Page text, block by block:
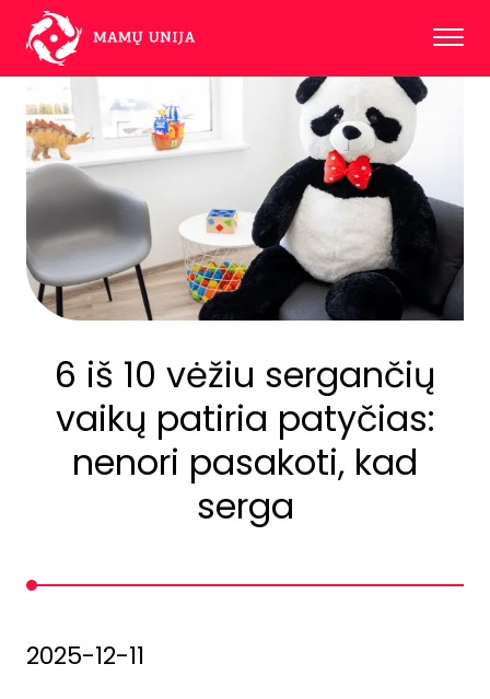
6 iš 10 vėžiu sergančių
vaikų patiria patyčias:
nenori pasakoti, kad
serga
2025-12-11